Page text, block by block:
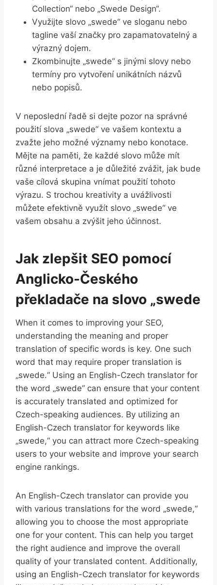
Collection“ nebo „Swede Design“.
Využijte slovo „swede“ ve sloganu nebo
tagline vaší značky pro zapamatovatelný a
výrazný dojem.
Zkombinujte „swede“ s jinými slovy nebo
termíny pro vytvoření unikátních názvů
nebo popisů.
V neposlední řadě si dejte pozor na správné
použití slova „swede“ ve vašem kontextu a
zvažte jeho možné významy nebo konotace.
Mějte na paměti, že každé slovo může mít
různé interpretace a je důležité zvážit, jak bude
vaše cílová skupina vnímat použití tohoto
výrazu. S trochou kreativity a uvážlivosti
můžete efektivně využít slovo „swede“ ve
vašem obsahu a zvýšit jeho účinnost.
Jak zlepšit SEO pomocí
Anglicko-Českého
překladače na slovo „swede
When it comes to improving your SEO,
understanding the meaning and proper
translation of specific words is key. One such
word that may require proper translation is
„swede.“ Using an English-Czech translator for
the word „swede“ can ensure that your content
is accurately translated and optimized for
Czech-speaking audiences. By utilizing an
English-Czech translator for keywords like
„swede,“ you can attract more Czech-speaking
users to your website and improve your search
engine rankings.
An English-Czech translator can provide you
with various translations for the word „swede,“
allowing you to choose the most appropriate
one for your content. This can help you target
the right audience and improve the overall
quality of your translated content. Additionally,
using an English-Czech translator for keywords